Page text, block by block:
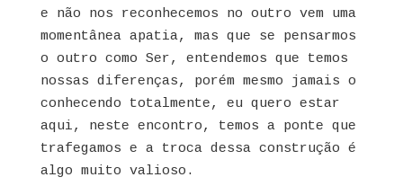
e não nos reconhecemos no outro vem uma
momentânea apatia, mas que se pensarmos
o outro como Ser, entendemos que temos
nossas diferenças, porém mesmo jamais o
conhecendo totalmente, eu quero estar
aqui, neste encontro, temos a ponte que
trafegamos e a troca dessa construção é
algo muito valioso.